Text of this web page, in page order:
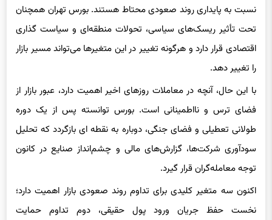
تحت تأثیر ریسک‌های سیاسی، تحولات منطقه‌ای و سیاست‌ گذاری
اقتصادی قرار دارد و هرگونه تغییر در این متغیرها می‌تواند مسیر بازار
را تغییر دهد.
با این حال، آنچه در معاملات روزهای اخیر اهمیت دارد، عبور بازار از
فضای ترس و نااطمینانی است. بورس توانسته پس از یک دوره
طولانی تعطیلی و فضای جنگی، دوباره به نقطه‌ ای بازگردد که تحلیل
سودآوری شرکت‌ها، گزارش‌های مالی و چشم‌انداز صنایع در کانون
توجه معامله‌گران قرار گیرد.
اکنون سه متغیر کلیدی برای تداوم روند صعودی بازار اهمیت دارد؛
نخست حفظ جریان ورود پول حقیقی، دوم تداوم حمایت
سیاست‌گذار از نقدشوندگی بازار و سوم ثبات نسبی در فضای سیاسی